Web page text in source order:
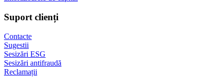
Suport clienți
Contacte
Sugestii
Sesizări ESG
Sesizări antifraudă
Reclamații